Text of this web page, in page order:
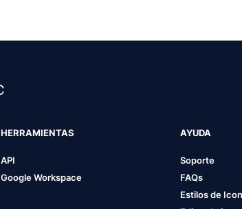
HERRAMIENTAS
API
Google Workspace
AYUDA
Soporte
FAQs
Estilos de